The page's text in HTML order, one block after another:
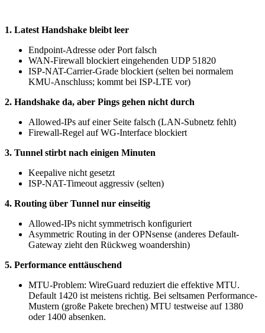
1. Latest Handshake bleibt leer
Endpoint-Adresse oder Port falsch
WAN-Firewall blockiert eingehenden UDP 51820
ISP-NAT-Carrier-Grade blockiert (selten bei normalem
KMU-Anschluss; kommt bei ISP-LTE vor)
2. Handshake da, aber Pings gehen nicht durch
Allowed-IPs auf einer Seite falsch (LAN-Subnetz fehlt)
Firewall-Regel auf WG-Interface blockiert
3. Tunnel stirbt nach einigen Minuten
Keepalive nicht gesetzt
ISP-NAT-Timeout aggressiv (selten)
4. Routing über Tunnel nur einseitig
Allowed-IPs nicht symmetrisch konfiguriert
Asymmetric Routing in der OPNsense (anderes Default-
Gateway zieht den Rückweg woandershin)
5. Performance enttäuschend
MTU-Problem: WireGuard reduziert die effektive MTU.
Default 1420 ist meistens richtig. Bei seltsamen Performance-
Mustern (große Pakete brechen) MTU testweise auf 1380
oder 1400 absenken.